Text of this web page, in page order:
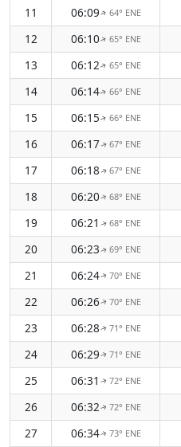
11
06:09↑ 64° ENE
12
06:10↑ 65° ENE
13
06:12↑ 65° ENE
14
06:14↑ 66° ENE
15
06:15↑ 66° ENE
16
06:17↑ 67° ENE
17
06:18↑ 67° ENE
18
06:20↑ 68° ENE
19
06:21 ↑ 68° ENE
20
06:23↑ 69° ENE
21
06:24↑ 70° ENE
22
06:26↑ 70° ENE
23
06:28↑ 71° ENE
24
06:29↑ 71° ENE
25
06:31 ↑ 72° ENE
26
06:32↑ 72° ENE
27
06:34↑ 73° ENE